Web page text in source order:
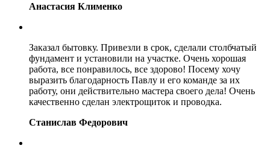
Анастасия Клименко
Заказал бытовку. Привезли в срок, сделали столбчатый
фундамент и установили на участке. Очень хорошая
работа, все понравилось, все здорово! Посему хочу
выразить благодарность Павлу и его команде за их
работу, они действительно мастера своего дела! Очень
качественно сделан электрощиток и проводка.
Станислав Федорович